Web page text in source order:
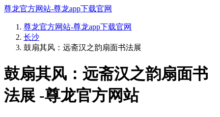
尊龙官方网站-尊龙app下载官网
尊龙官方网站-尊龙app下载官网
长沙
鼓扇其风：远斋汉之韵扇面书法展
鼓扇其风：远斋汉之韵扇面书
法展 -尊龙官方网站